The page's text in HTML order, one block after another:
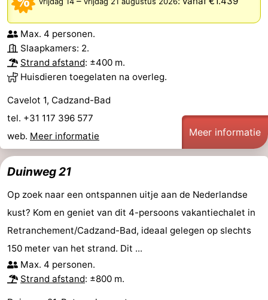
Cadzand-
Dorp
-
Retranchement
-
Natuur
Het
Zwin
West-
Vlaanderen
-
Brugge
-
Gent
De
Kust
-
Knokke-
Heist
-
Zeebrugge
-
Blankenberge
-
Wenduine
Weer
Max. 4 personen.
Slaapkamers: 2.
Strand afstand: ±400 m.
Huisdieren toegelaten na overleg.
Cavelot 1, Cadzand-Bad
tel. +31 117 396 577
web. Meer informatie Meer informatie
Duinweg 21
Op zoek naar een ontspannen uitje aan de Nederlandse
kust? Kom en geniet van dit 4-persoons vakantiechalet in
Retranchement/Cadzand-Bad, ideaal gelegen op slechts
150 meter van het strand. Dit ...
Max. 4 personen.
Strand afstand: ±800 m.